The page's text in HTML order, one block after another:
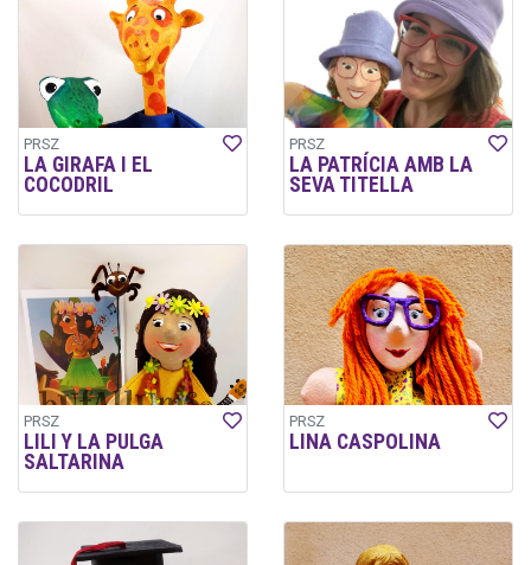
PRSZ
LA GIRAFA I EL
COCODRIL
PRSZ
LA PATRÍCIA AMB LA
SEVA TITELLA
PRSZ
LILI Y LA PULGA
SALTARINA
PRSZ
LINA CASPOLINA